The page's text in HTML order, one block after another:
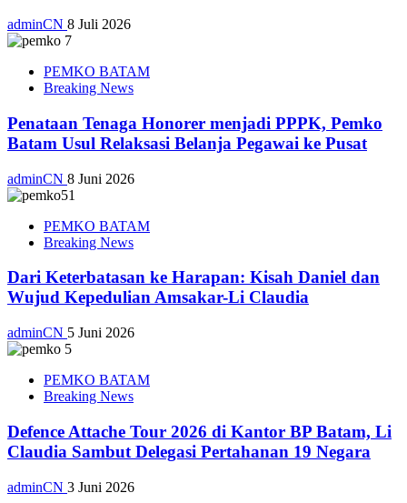
adminCN 8 Juli 2026
PEMKO BATAM
Breaking News
Penataan Tenaga Honorer menjadi PPPK, Pemko
Batam Usul Relaksasi Belanja Pegawai ke Pusat
adminCN 8 Juni 2026
PEMKO BATAM
Breaking News
Dari Keterbatasan ke Harapan: Kisah Daniel dan
Wujud Kepedulian Amsakar-Li Claudia
adminCN 5 Juni 2026
PEMKO BATAM
Breaking News
Defence Attache Tour 2026 di Kantor BP Batam, Li
Claudia Sambut Delegasi Pertahanan 19 Negara
adminCN 3 Juni 2026